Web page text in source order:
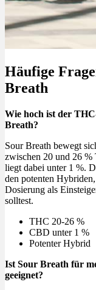
Häufige
Breath
Wie hoch ist der
Breath?
Sour Breath bewegt
zwischen 20 und 26
liegt dabei unter 1 %.
den potenten
Dosierung als
solltest.
THC 20-26 %
CBD unter 1 %
Potenter Hybrid
Ist Sour Breath für
geeignet?